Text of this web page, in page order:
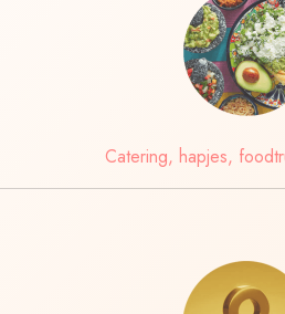
Catering, hapjes,